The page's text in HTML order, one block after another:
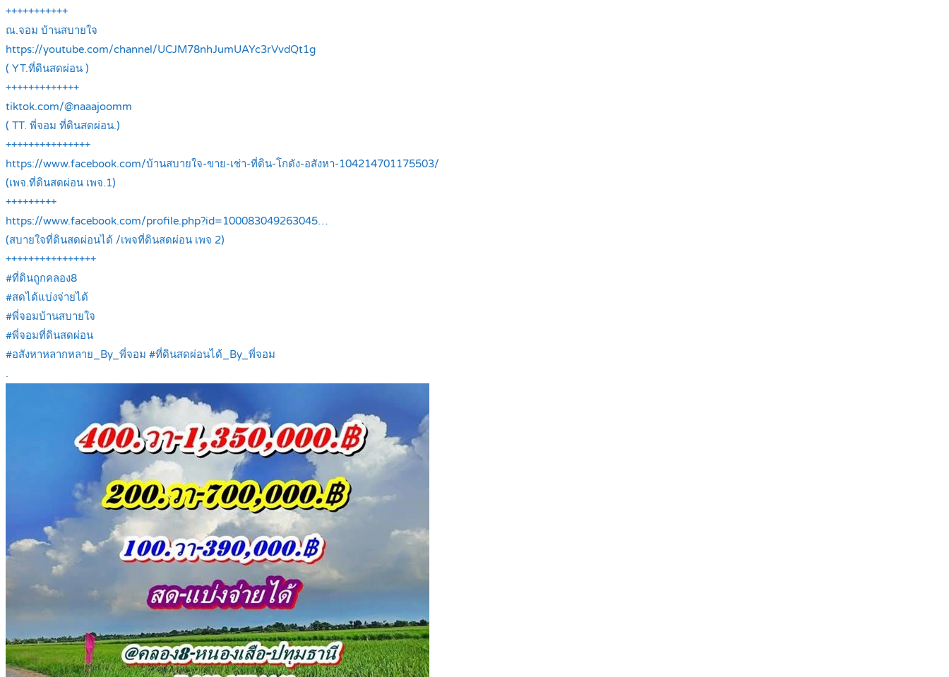
+++++++++++
ณ.จอม บ้านสบายใจ
https://youtube.com/channel/UCJM78nhJumUAYc3rVvdQt1g
( YT.ที่ดินสดผ่อน )
+++++++++++++
tiktok.com/@naaajoomm
( TT. พี่จอม ที่ดินสดผ่อน.)
+++++++++++++++
https://www.facebook.com/บ้านสบายใจ-ขาย-เช่า-ที่ดิน-โกดัง-อสังหา-104214701175503/
(เพจ.ที่ดินสดผ่อน เพจ.1)
+++++++++
https://www.facebook.com/profile.php?id=100083049263045…
(สบายใจที่ดินสดผ่อนได้ /เพจที่ดินสดผ่อน เพจ 2)
++++++++++++++++
#ที่ดินถูกคลอง8
#สดได้แบ่งจ่ายได้
#พี่จอมบ้านสบายใจ
#พี่จอมที่ดินสดผ่อน
#อสังหาหลากหลาย_By_พี่จอม #ที่ดินสดผ่อนได้_By_พี่จอม
.